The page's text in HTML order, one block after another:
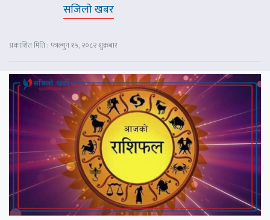
सजिलो खबर
प्रकाशित मिति : फाल्गुन १५, २०८२ शुक्रबार